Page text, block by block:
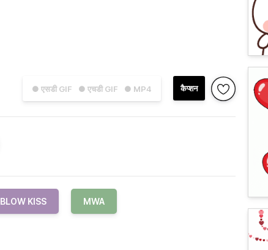
● एसडी GIF ● एचडी GIF ● MP4 कैप्शन
BLOW KISS MWA